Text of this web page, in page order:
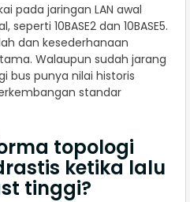
pada jaringan LAN awal
10BASE2 dan 10BASE5.
dan kesederhanaan
Walaupun sudah jarang
bus punya nilai historis
standar
topologi
ketika lalu
tinggi?